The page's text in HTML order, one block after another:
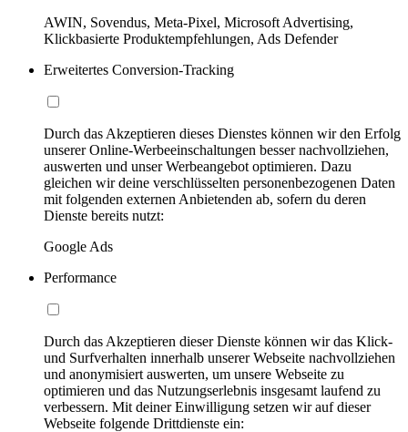
AWIN, Sovendus, Meta-Pixel, Microsoft Advertising,
Klickbasierte Produktempfehlungen, Ads Defender
Erweitertes Conversion-Tracking
Durch das Akzeptieren dieses Dienstes können wir den Erfolg
unserer Online-Werbeeinschaltungen besser nachvollziehen,
auswerten und unser Werbeangebot optimieren. Dazu
gleichen wir deine verschlüsselten personenbezogenen Daten
mit folgenden externen Anbietenden ab, sofern du deren
Dienste bereits nutzt:
Google Ads
Performance
Durch das Akzeptieren dieser Dienste können wir das Klick-
und Surfverhalten innerhalb unserer Webseite nachvollziehen
und anonymisiert auswerten, um unsere Webseite zu
optimieren und das Nutzungserlebnis insgesamt laufend zu
verbessern. Mit deiner Einwilligung setzen wir auf dieser
Webseite folgende Drittdienste ein: